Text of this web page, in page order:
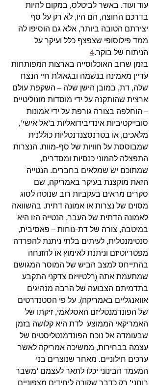
עוד ועוד. באשר לביטלס, במקום להיות
בדרכם החוצה, הם היו, לא רק על סף
יצירתם הטובה ביותר, אלא גם הוסיפו לה
ממד פילוסופי שצפצף כלל ועיקר על
הניתוח של בוקר.4
בזמן שרוב האוכלוסייה בארצות המפותחות
עדיין מאמינה בנשמה ובגאולת חיי הנצח
שלה, דת, במובן הישן שלה – השקפת עולם
ארצית שהותקנה על ידי מוסדות מונוליטיים
– הוחלפה בצורה גורפת על ידי אמונות
סובייקטיביות אינדיבידואליות ב’אל אישי’,
מלאכים, או בטרנסצנדנטליות כוללנית
שמבוססת על חוויות של סף-מוות. הנצרות
התפצלה להמוני כנסיות ומסדרים,
שמתוכם יש שמלאים בחברים. הנטייה
הזאת מוקצנת בעיקר באמריקה, שם
סקרים מראים בעקביות רוב שנוטה לסוג
מסוים של נצרות או אמונה דתית. בהשוואה
לאמונה הדתית של העבר, הנטייה הזו היא
במיטבה, צורה של דת-נוחות – פאסיבית,
סנטימנטלית, לעיתים בלתי ניתנת להפרדה
מפטריוטיזם וניתנת לאימוץ או להזנחה
בהתייחס למצב הביש של המוסר המגושם
שמתעמת אתה (רלטיויזם צדקני התקבע
בתדמיתם הצבועה של הרבה מנהיגים
אוואנגליים באמריקה). על פי הסטנדרטים
של הפונדמנטליזם האסלאמי, זיקתו של
האמריקאי הממוצע  לדת היא קלושה בזמן
שבעומדה אל נוכח הפונדמנטליסטים של
עצמה בבחירות, ממשיכה אמריקה לאשר
ערכים חילוניים. מאחר שנוצרים בני
המעמד הבינוני יכלו לתאר לעצמם ‘משבר
רוחני’ רק כדבר שקורה ליחידים מצפוניים